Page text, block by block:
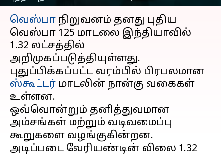
செய்தி முன்னோட்டம்
வெஸ்பா நிறுவனம் தனது புதிய
வெஸ்பா 125 மாடலை இந்தியாவில்
₹1.32 லட்சத்தில்
அறிமுகப்படுத்தியுள்ளது.
புதுப்பிக்கப்பட்ட வரம்பில் பிரபலமான
ஸ்கூட்டர் மாடலின் நான்கு வகைகள்
உள்ளன.
ஒவ்வொன்றும் தனித்துவமான
அம்சங்கள் மற்றும் வடிவமைப்பு
கூறுகளை வழங்குகின்றன.
அடிப்படை வேரியண்டின் விலை ₹1.32